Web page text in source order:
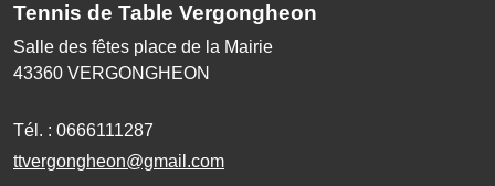
Tennis de Table Vergongheon
Salle des fêtes place de la Mairie
43360 VERGONGHEON
Tél. : 0666111287
ttvergongheon@gmail.com